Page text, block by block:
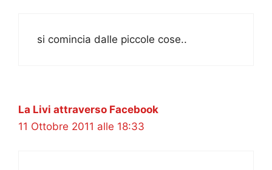
si comincia dalle piccole cose..
La Livi attraverso Facebook
11 Ottobre 2011 alle 18:33